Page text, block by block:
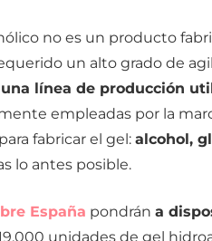
no es un producto
un alto grado de
línea de producción
empleadas por la
fabricar el gel: alcohol,
lo antes posible.
España pondrán a
unidades de gel